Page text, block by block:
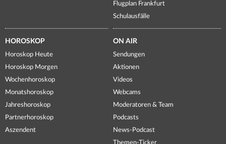
Flugplan Frankfurt
Schulausfälle
HOROSKOP
Horoskop Heute
Horoskop Morgen
Wochenhoroskop
Monatshoroskop
Jahreshoroskop
Partnerhoroskop
Aszendent
ON AIR
Sendungen
Aktionen
Videos
Webcams
Moderatoren & Team
Podcasts
News-Podcast